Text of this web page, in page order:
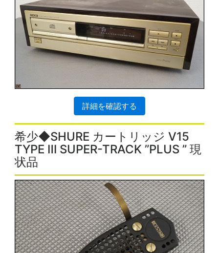
詳細を確認する
希少◆SHURE カートリッジ V15
TYPE Ⅲ SUPER-TRACK ”PLUS ” 現
状品